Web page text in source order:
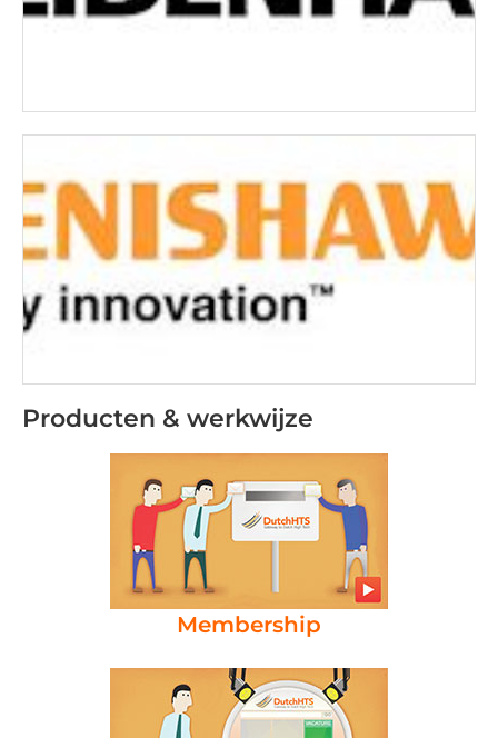
Producten & werkwijze
Membership